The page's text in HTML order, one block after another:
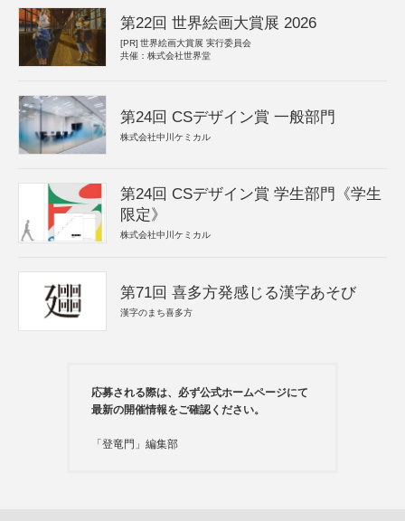
第22回 世界絵画大賞展 2026
[PR] 世界絵画大賞展 実行委員会
共催：株式会社世界堂
第24回 CSデザイン賞 一般部門
株式会社中川ケミカル
第24回 CSデザイン賞 学生部門《学生
限定》
株式会社中川ケミカル
第71回 喜多方発感じる漢字あそび
漢字のまち喜多方
応募される際は、必ず公式ホームページにて
最新の開催情報をご確認ください。
「登竜門」編集部